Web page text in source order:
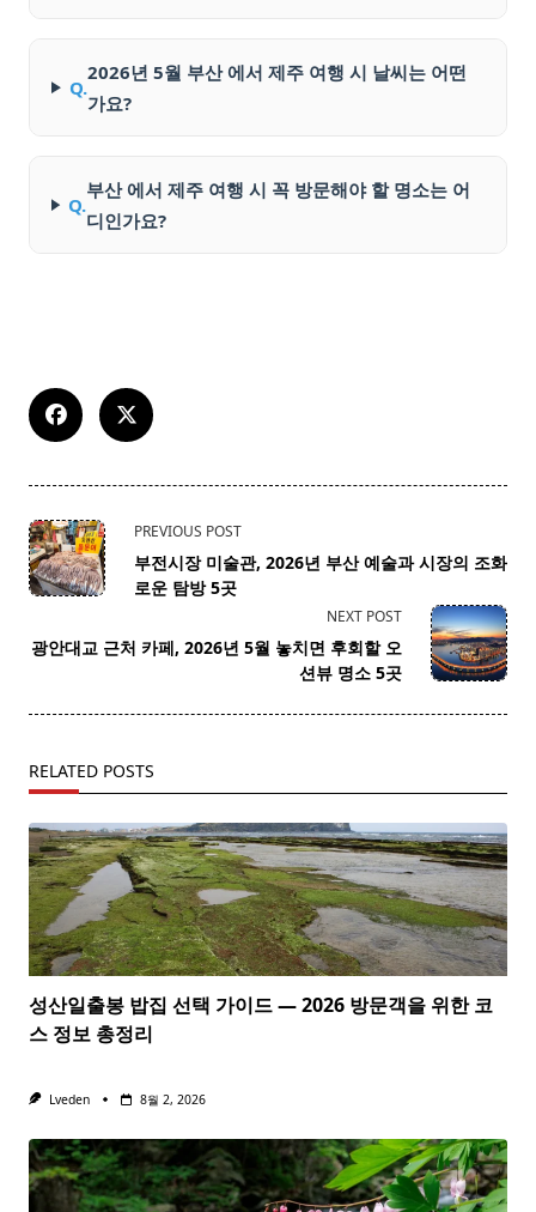
Q.
2026년 5월 부산 에서 제주 여행 시 날씨는 어떤
가요?
Q.
부산 에서 제주 여행 시 꼭 방문해야 할 명소는 어
디인가요?
<span
class="nav-
subtitle
reader-
PREVIOUS POST
부전시장 미술관, 2026년 부산 예술과 시장의 조화
로운 탐방 5곳
NEXT POST
광안대교 근처 카페, 2026년 5월 놓치면 후회할 오
션뷰 명소 5곳
RELATED POSTS
성산일출봉 밥집 선택 가이드 — 2026 방문객을 위한 코
스 정보 총정리
Lveden 8월 2, 2026